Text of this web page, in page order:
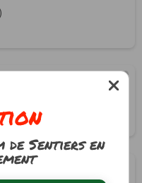
Sentiers en